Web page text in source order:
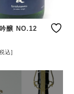
醸 NO.12
込]